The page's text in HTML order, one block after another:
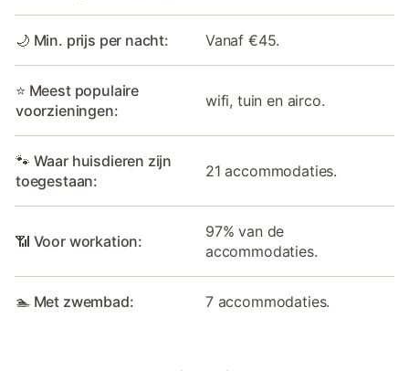
🌙 Min. prijs per nacht: Vanaf €45.
⭐ Meest populaire
voorzieningen:
wifi, tuin en airco.
🐾 Waar huisdieren zijn
toegestaan:
21 accommodaties.
📶 Voor workation:
97% van de
accommodaties.
🏊 Met zwembad: 7 accommodaties.